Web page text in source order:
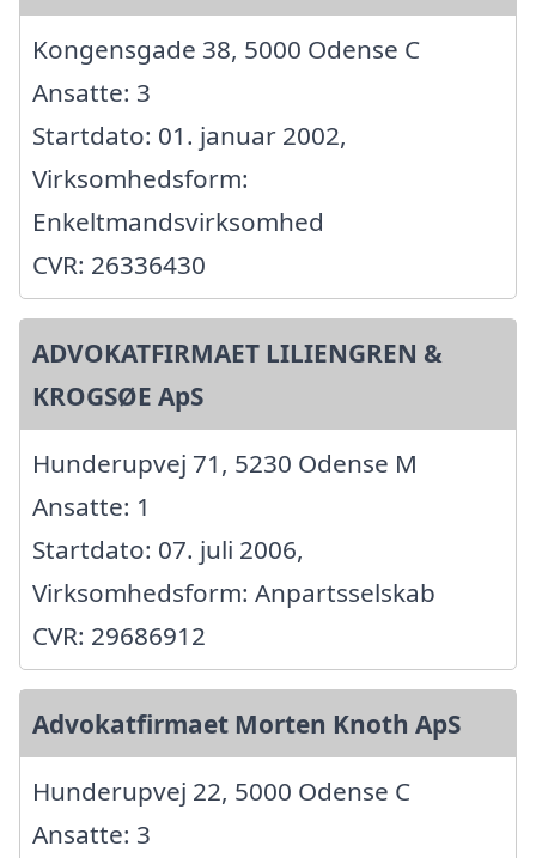
Kongensgade 38, 5000 Odense C
Ansatte: 3
Startdato: 01. januar 2002,
Virksomhedsform:
Enkeltmandsvirksomhed
CVR: 26336430
ADVOKATFIRMAET LILIENGREN &
KROGSØE ApS
Hunderupvej 71, 5230 Odense M
Ansatte: 1
Startdato: 07. juli 2006,
Virksomhedsform: Anpartsselskab
CVR: 29686912
Advokatfirmaet Morten Knoth ApS
Hunderupvej 22, 5000 Odense C
Ansatte: 3